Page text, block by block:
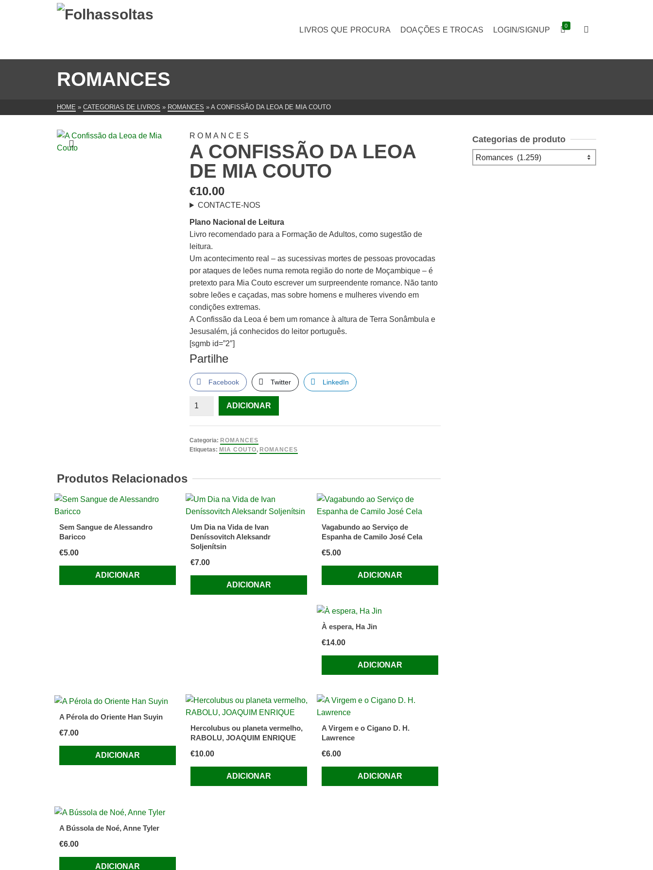
LIVROS QUE PROCURA DOAÇÕES E TROCAS LOGIN/SIGNUP 0
ROMANCES
HOME » CATEGORIAS DE LIVROS » ROMANCES » A CONFISSÃO DA LEOA DE MIA COUTO
ROMANCES
A CONFISSÃO DA LEOA
DE MIA COUTO
€10.00
CONTACTE-NOS
Plano Nacional de Leitura
Livro recomendado para a Formação de Adultos, como sugestão de
leitura.
Um acontecimento real – as sucessivas mortes de pessoas provocadas
por ataques de leões numa remota região do norte de Moçambique – é
pretexto para Mia Couto escrever um surpreendente romance. Não tanto
sobre leões e caçadas, mas sobre homens e mulheres vivendo em
condições extremas.
A Confissão da Leoa é bem um romance à altura de Terra Sonâmbula e
Jesusalém, já conhecidos do leitor português.
[sgmb id=”2″]
Partilhe
Facebook Twitter LinkedIn
Quantidade
Confissão
da
Couto
ADICIONAR
Categoria: ROMANCES
Etiquetas: MIA COUTO, ROMANCES
Produtos Relacionados
Sem Sangue de Alessandro
Baricco
€5.00
ADICIONAR
Um Dia na Vida de Ivan
Deníssovitch Aleksandr
Soljenítsin
€7.00
ADICIONAR
Vagabundo ao Serviço de
Espanha de Camilo José Cela
€5.00
ADICIONAR
À espera, Ha Jin
€14.00
ADICIONAR
A Pérola do Oriente Han Suyin
€7.00
ADICIONAR
Hercolubus ou planeta vermelho,
RABOLU, JOAQUIM ENRIQUE
€10.00
ADICIONAR
A Virgem e o Cigano D. H.
Lawrence
€6.00
ADICIONAR
A Bússola de Noé, Anne Tyler
€6.00
ADICIONAR
Categorias de produto